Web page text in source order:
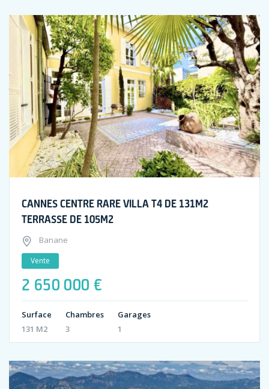
CANNES CENTRE RARE VILLA T4 DE 131M2
TERRASSE DE 105M2
Banane
Vente
2 650 000 €
Surface
131 M2
Chambres
3
Garages
1